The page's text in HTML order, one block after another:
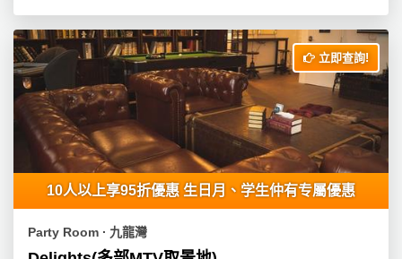
R
o
o
m
到
會
搞
P
a
r
朋
活
動
攻
略
動
員
立即查詢!
10人以上享95折優惠 生日月、学生仲有专屬優惠
Party Room ∙ 九龍灣